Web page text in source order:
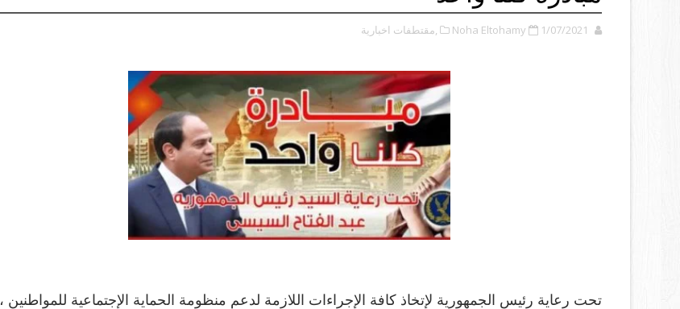
Noha Eltohamy 1/07/2021 ,مقتطفات اخبارية
تحت رعاية رئيس الجمهورية لإتخاذ كافة الإجراءات اللازمة لدعم منظومة الحماية الإجتماعية للمواطنين ،